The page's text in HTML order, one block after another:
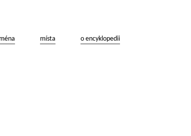
místa o encyklopedii